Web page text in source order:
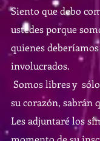
Siento que debo
ustedes porque
quienes
involucrados.
su corazón, sabrán
Les adjuntaré los